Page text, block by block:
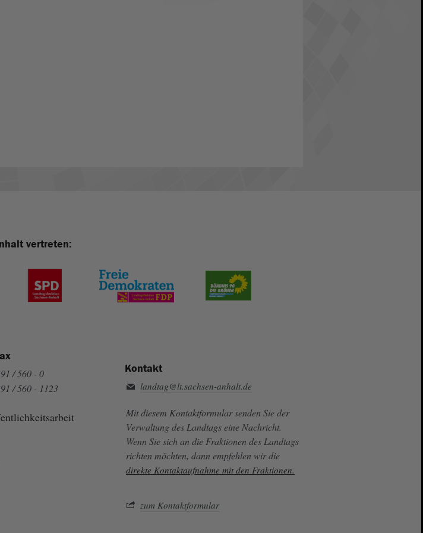
vertreten:
/ 560 - 0
/ 560 - 1123
Kontakt
landtag@lt.sachsen-anhalt.de
Mit diesem Kontaktformular senden Sie der
Verwaltung des Landtags eine Nachricht.
Wenn Sie sich an die Fraktionen des Landtags
richten möchten, dann empfehlen wir die
direkte Kontaktaufnahme mit den Fraktionen.
zum Kontaktformular